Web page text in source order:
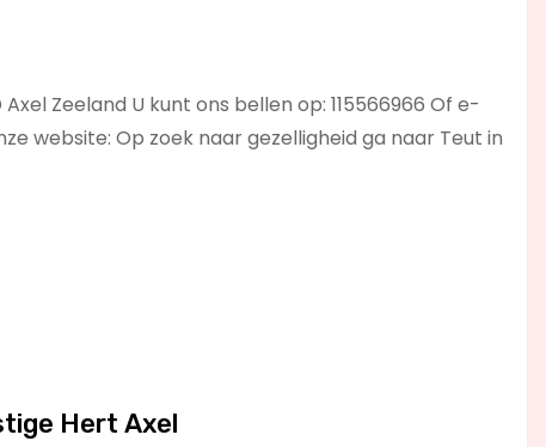
Zeeland U kunt ons bellen op: 115566966 Of e-
website: Op zoek naar gezelligheid ga naar Teut in
Hert Axel